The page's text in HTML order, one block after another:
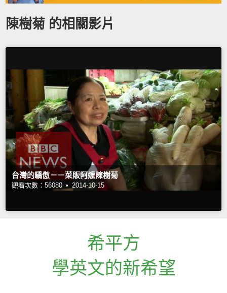
陳樹菊 的相關影片
台灣的驕傲－－菜販阿嬤陳樹菊
觀看次數：56080 • 2014-10-15
希平方
學英文的新希望